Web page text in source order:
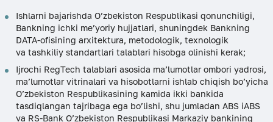
Ishlarni bajarishda O’zbekiston Respublikasi qonunchiligi,
Bankning ichki me’yoriy hujjatlari, shuningdek Bankning
DATA-ofisining arxitektura, metodologik, texnologik
va tashkiliy standartlari talablari hisobga olinishi kerak;
Ijrochi RegTech talablari asosida ma’lumotlar ombori yadrosi,
ma’lumotlar vitrinalari va hisobotlarni ishlab chiqish bo’yicha
O’zbekiston Respublikasining kamida ikki bankida
tasdiqlangan tajribaga ega bo’lishi, shu jumladan ABS iABS
va RS-Bank O’zbekiston Respublikasi Markaziy bankining